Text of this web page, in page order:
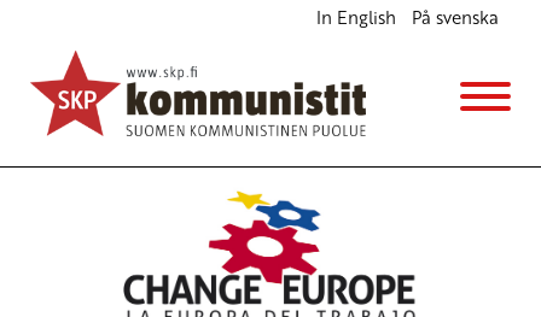
In English På svenska
Euroopan vasemmiston 4. kongressi Madridissa
Ajankohtaista
12.12.2013 - 12:17(Muokattu 6.11.2025 - 13:40)